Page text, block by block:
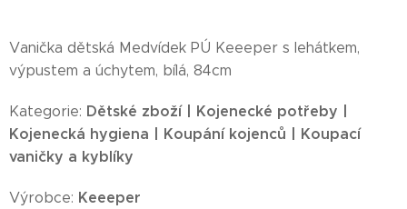
Vanička dětská Medvídek PÚ Keeeper s lehátkem,
výpustem a úchytem, bílá, 84cm
Kategorie: Dětské zboží | Kojenecké potřeby |
Kojenecká hygiena | Koupání kojenců | Koupací
vaničky a kyblíky
Výrobce: Keeeper